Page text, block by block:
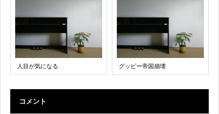
人目が気になる グッピー帝国崩壊
コメント